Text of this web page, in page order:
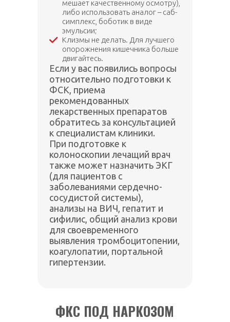
мешает качественному осмотру),
либо использовать аналог – саб-
симплекс, боботик в виде
эмульсии;
Клизмы не делать. Для лучшего
опорожнения кишечника больше
двигайтесь.
Если у вас появились вопросы
относительно подготовки к
ФСК, приема
рекомендованных
лекарственных препаратов
обратитесь за консультацией
к специалистам клиники.
При подготовке к
колоноскопии лечащий врач
также может назначить ЭКГ
(для пациентов с
заболеваниями сердечно-
сосудистой системы),
анализы на ВИЧ, гепатит и
сифилис, общий анализ крови
для своевременного
выявления тромбоцитопении,
коагулопатии, портальной
гипертензии.
ФКС ПОД НАРКОЗОМ